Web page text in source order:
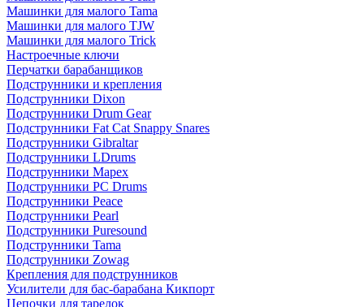
Машинки для малого Tama
Машинки для малого TJW
Машинки для малого Trick
Настроечные ключи
Перчатки барабанщиков
Подструнники и крепления
Подструнники Dixon
Подструнники Drum Gear
Подструнники Fat Cat Snappy Snares
Подструнники Gibraltar
Подструнники LDrums
Подструнники Mapex
Подструнники PC Drums
Подструнники Peace
Подструнники Pearl
Подструнники Puresound
Подструнники Tama
Подструнники Zowag
Крепления для подструнников
Усилители для бас-барабана Кикпорт
Цепочки для тарелок